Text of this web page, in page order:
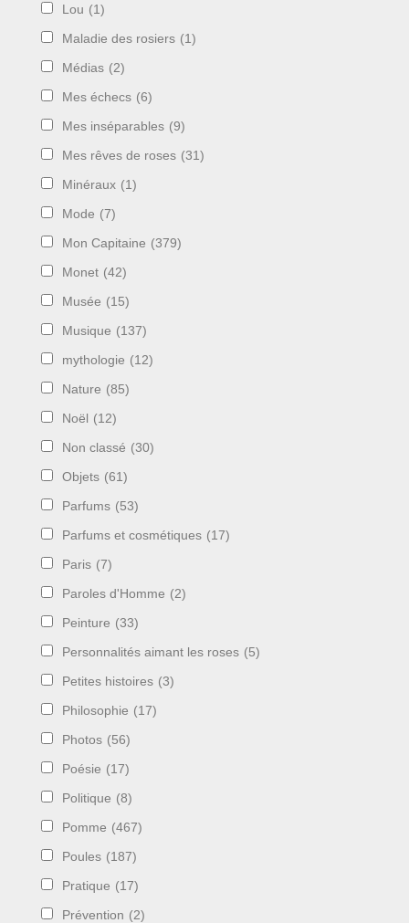
Lou (1)
Maladie des rosiers (1)
Médias (2)
Mes échecs (6)
Mes inséparables (9)
Mes rêves de roses (31)
Minéraux (1)
Mode (7)
Mon Capitaine (379)
Monet (42)
Musée (15)
Musique (137)
mythologie (12)
Nature (85)
Noël (12)
Non classé (30)
Objets (61)
Parfums (53)
Parfums et cosmétiques (17)
Paris (7)
Paroles d'Homme (2)
Peinture (33)
Personnalités aimant les roses (5)
Petites histoires (3)
Philosophie (17)
Photos (56)
Poésie (17)
Politique (8)
Pomme (467)
Poules (187)
Pratique (17)
Prévention (2)